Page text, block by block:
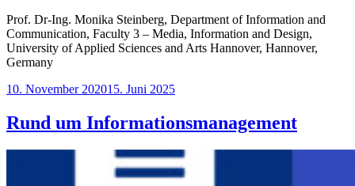
Prof. Dr-Ing. Monika Steinberg, Department of Information and
Communication, Faculty 3 – Media, Information and Design,
University of Applied Sciences and Arts Hannover, Hannover,
Germany
Veröffentlicht
10. November 202015. Juni 2025
Rund um Informationsmanagement